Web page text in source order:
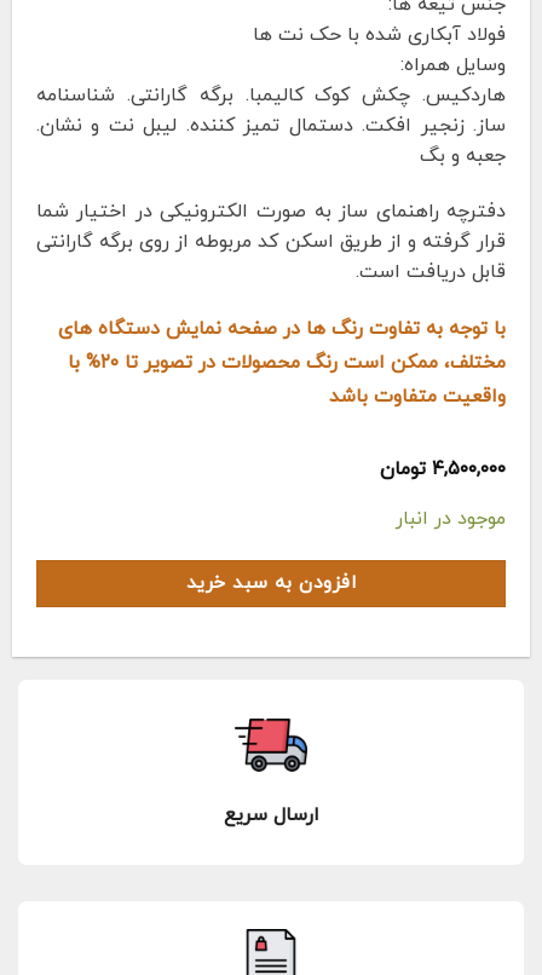
فولاد آبکاری شده با حک نت ها
وسایل همراه:
هاردکیس. چکش کوک کالیمبا. برگه گارانتی. شناسنامه
ساز. زنجیر افکت. دستمال تمیز کننده. لیبل نت و نشان.
جعبه و بگ
دفترچه راهنمای ساز به صورت الکترونیکی در اختیار شما
قرار گرفته و از طریق اسکن کد مربوطه از روی برگه گارانتی
قابل دریافت است.
با توجه به تفاوت رنگ ها در صفحه نمایش دستگاه های
مختلف، ممکن است رنگ محصولات در تصویر تا ۲۰% با
واقعیت متفاوت باشد
۴,۵۰۰,۰۰۰ تومان
موجود در انبار
افزودن به سبد خرید
ارسال سریع